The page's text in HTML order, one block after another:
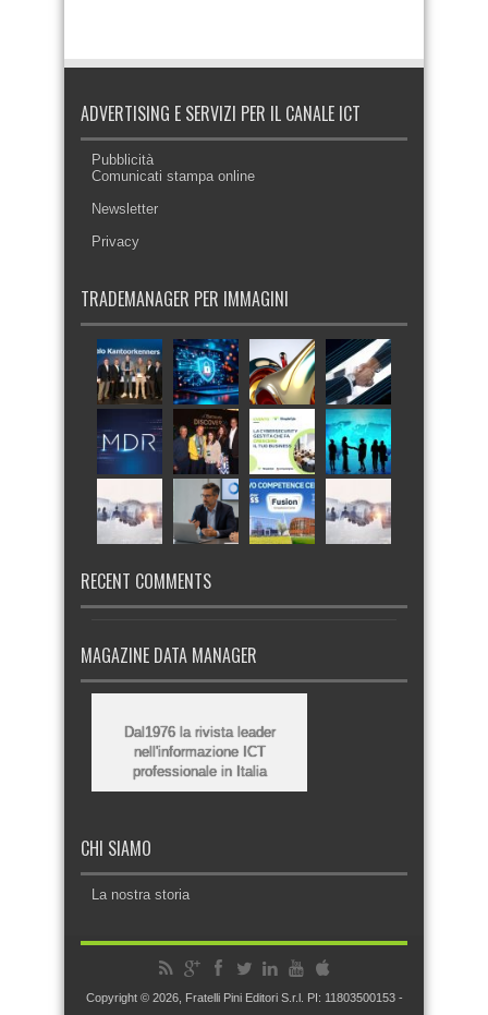
ADVERTISING E SERVIZI PER IL CANALE ICT
Pubblicità
Comunicati stampa online
Newsletter
Privacy
TRADEMANAGER PER IMMAGINI
RECENT COMMENTS
MAGAZINE DATA MANAGER
Dal1976 la rivista leader
nell'informazione ICT
professionale in Italia
CHI SIAMO
La nostra storia
Copyright © 2026, Fratelli Pini Editori S.r.l. PI: 11803500153 -